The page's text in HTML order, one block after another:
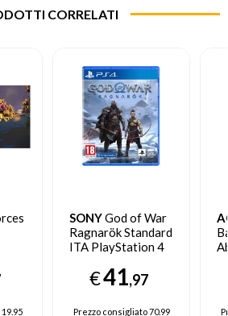
CORRELATI
19.95
SONYGod of War
Ragnarök Standard
ITA PlayStation 4
€41,97
Prezzo consigliato70.99